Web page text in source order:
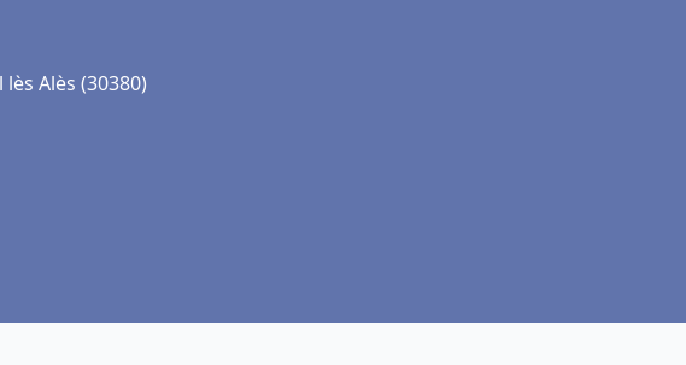
Alès (30380)